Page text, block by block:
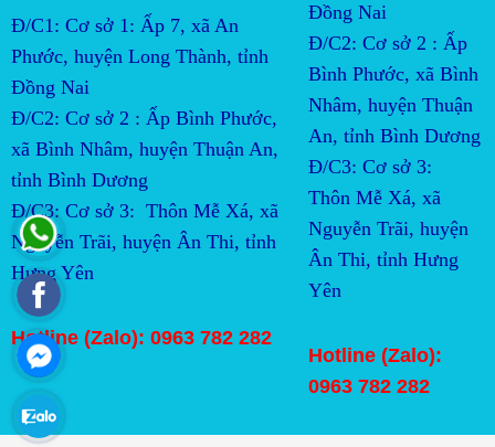
Đ/C1: Cơ sở 1: Ấp 7, xã An
Phước, huyện Long Thành, tỉnh
Đồng Nai
Đ/C2: Cơ sở 2 : Ấp Bình Phước,
xã Bình Nhâm, huyện Thuận An,
tỉnh Bình Dương
Đ/C3: Cơ sở 3:  Thôn Mễ Xá, xã
Nguyễn Trãi, huyện Ân Thi, tỉnh
Hưng Yên
Hotline (Zalo): 0963 782 282
Đồng Nai
Đ/C2: Cơ sở 2 : Ấp
Bình Phước, xã Bình
Nhâm, huyện Thuận
An, tỉnh Bình Dương
Đ/C3: Cơ sở 3:
Thôn Mễ Xá, xã
Nguyễn Trãi, huyện
Ân Thi, tỉnh Hưng
Yên
Hotline (Zalo):
0963 782 282